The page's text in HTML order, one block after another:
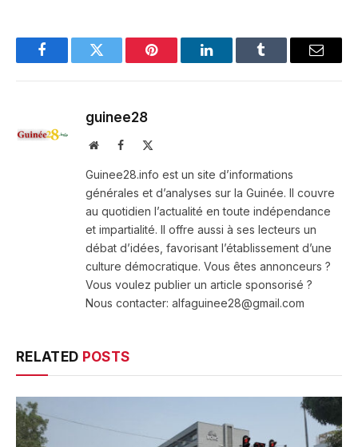
FacebookTwitter Pinterest LinkedInTumblr Email
guinee28
WebsiteFacebook
Guinee28.info est un site d’informations
générales et d’analyses sur la Guinée. Il couvre
au quotidien l’actualité en toute indépendance
et impartialité. Il offre aussi à ses lecteurs un
débat d’idées, favorisant l’établissement d’une
culture démocratique. Vous êtes annonceurs ?
Vous voulez publier un article sponsorisé ?
Nous contacter: alfaguinee28@gmail.com
RELATED POSTS